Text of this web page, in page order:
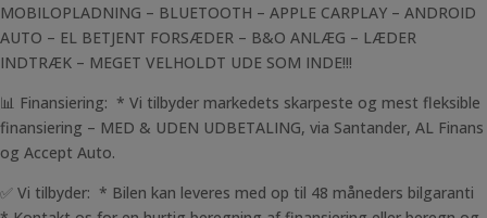
MOBILOPLADNING – BLUETOOTH – APPLE CARPLAY – ANDROID
AUTO – EL BETJENT FORSÆDER – B&O ANLÆG – LÆDER
INDTRÆK – MEGET VELHOLDT UDE SOM INDE!!!
📊 Finansiering: * Vi tilbyder markedets skarpeste og mest fleksible
finansiering – MED & UDEN UDBETALING, via Santander, AL Finans
og Accept Auto.
✅ Vi tilbyder: * Bilen kan leveres med op til 48 måneders bilgaranti